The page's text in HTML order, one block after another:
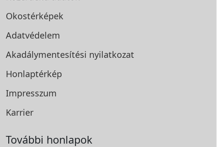
Okostérképek
Adatvédelem
Akadálymentesítési nyilatkozat
Honlaptérkép
Impresszum
Karrier
További honlapok